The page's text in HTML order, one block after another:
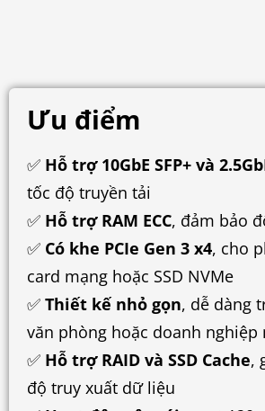
Ưu điểm
✅ Hỗ trợ 10GbE SFP+ và
tốc độ truyền tải
✅ Hỗ trợ RAM ECC, đảm bảo
✅ Có khe PCIe Gen 3 x4, cho
card mạng hoặc SSD NVMe
✅ Thiết kế nhỏ gọn, dễ dàng
văn phòng hoặc doanh nghiệp
✅ Hỗ trợ RAID và SSD Cache,
độ truy xuất dữ liệu